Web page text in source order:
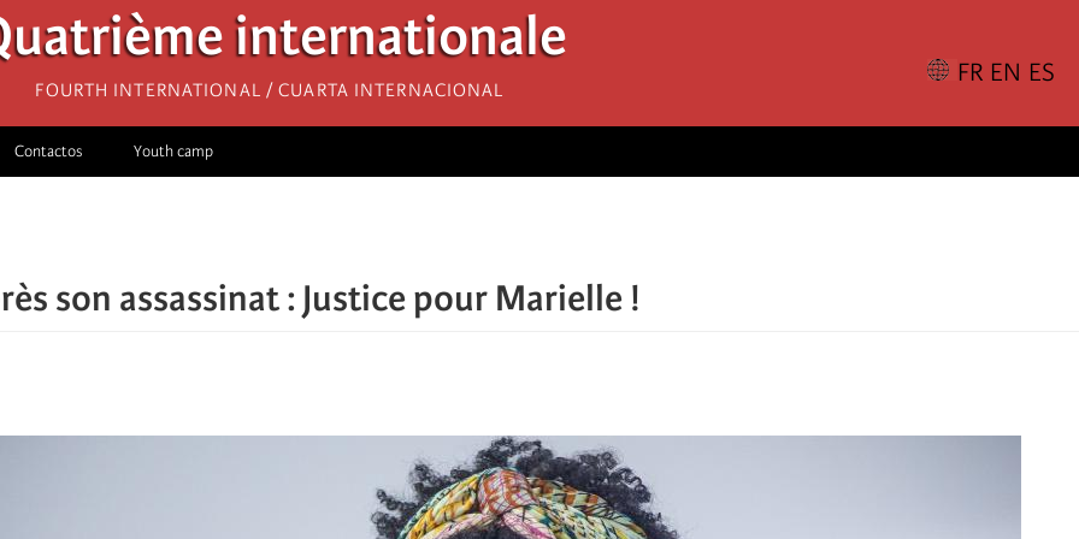
internationale
Fourth International / Cuarta Internacional
Contactos Youth camp
son assassinat : Justice pour Marielle !